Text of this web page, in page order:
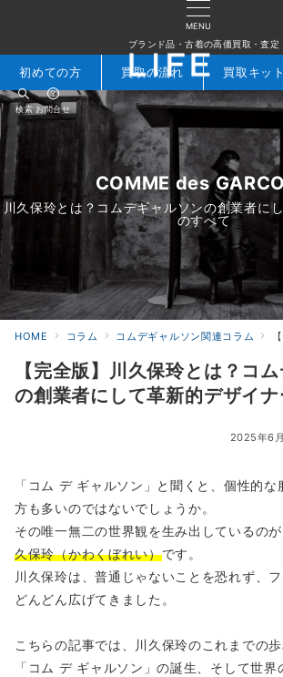
MENU
ブランド品・古着の高価買取・査定
検索 お問合せ
初めての方 買取の流れ 買取キット
COMME des
川久保玲とは？コムデギャルソンの創業者に
のすべて
HOME コラム コムデギャルソン関連コラム 【
【完全版】川久保玲とは？コ
の創業者にして革新的デザイ
2025年6
「コム デ ギャルソン」と聞くと、個性的な
方も多いのではないでしょうか。
その唯一無二の世界観を生み出しているの
久保玲（かわくぼれい）です。
川久保玲は、普通じゃないことを恐れず、
どんどん広げてきました。
こちらの記事では、川久保玲のこれまでの
「コム デ ギャルソン」の誕生、そして世